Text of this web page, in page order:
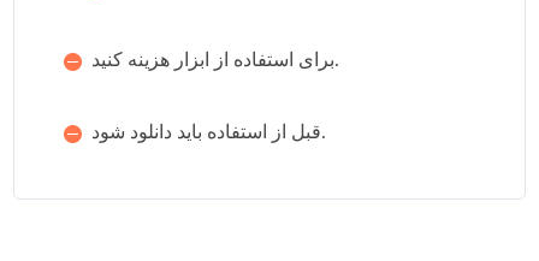
برای استفاده از ابزار هزینه کنید.
قبل از استفاده باید دانلود شود.